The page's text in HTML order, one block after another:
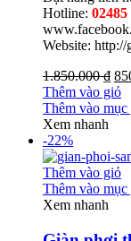
Hotline: 02485
Website:
1.850.000 ₫
Thêm vào giỏ
Thêm vào mục
Xem nhanh
-22%
Thêm vào giỏ
Thêm vào mục
Xem nhanh